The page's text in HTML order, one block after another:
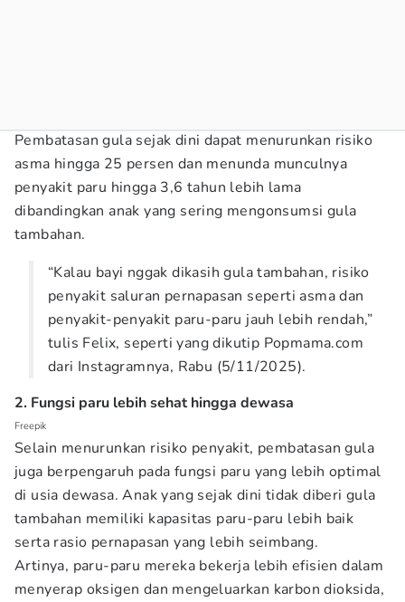
Pembatasan gula sejak dini dapat menurunkan risiko
asma hingga 25 persen dan menunda munculnya
penyakit paru hingga 3,6 tahun lebih lama
dibandingkan anak yang sering mengonsumsi gula
tambahan.
“Kalau bayi nggak dikasih gula tambahan, risiko
penyakit saluran pernapasan seperti asma dan
penyakit-penyakit paru-paru jauh lebih rendah,”
tulis Felix, seperti yang dikutip Popmama.com
dari Instagramnya, Rabu (5/11/2025).
2. Fungsi paru lebih sehat hingga dewasa
Freepik
Selain menurunkan risiko penyakit, pembatasan gula
juga berpengaruh pada fungsi paru yang lebih optimal
di usia dewasa. Anak yang sejak dini tidak diberi gula
tambahan memiliki kapasitas paru-paru lebih baik
serta rasio pernapasan yang lebih seimbang.
Artinya, paru-paru mereka bekerja lebih efisien dalam
menyerap oksigen dan mengeluarkan karbon dioksida,